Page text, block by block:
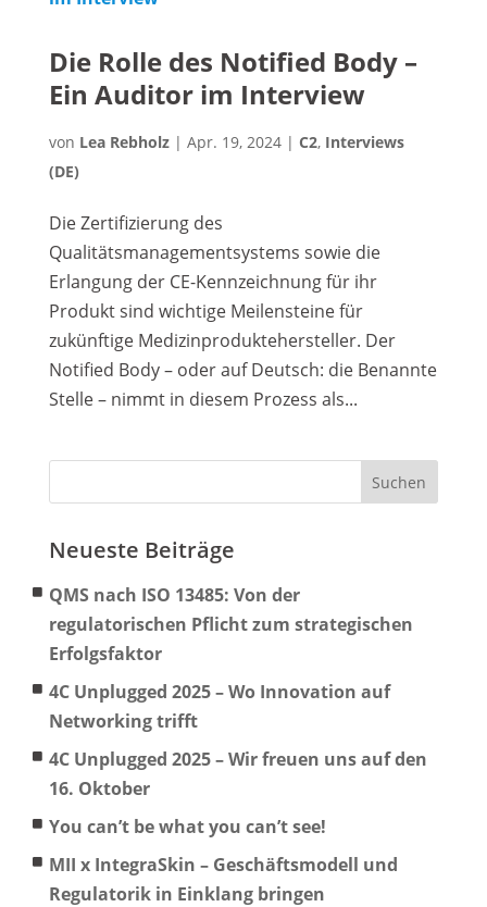
Die Rolle des Notified Body –
Ein Auditor im Interview
von Lea Rebholz| Apr. 19, 2024| C2, Interviews
(DE)
Die Zertifizierung des
Qualitätsmanagementsystems sowie die
Erlangung der CE-Kennzeichnung für ihr
Produkt sind wichtige Meilensteine für
zukünftige Medizinproduktehersteller. Der
Notified Body – oder auf Deutsch: die Benannte
Stelle – nimmt in diesem Prozess als...
Neueste Beiträge
QMS nach ISO 13485: Von der
regulatorischen Pflicht zum strategischen
Erfolgsfaktor
4C Unplugged 2025 – Wo Innovation auf
Networking trifft
4C Unplugged 2025 – Wir freuen uns auf den
16. Oktober
You can’t be what you can’t see!
MII x IntegraSkin – Geschäftsmodell und
Regulatorik in Einklang bringen